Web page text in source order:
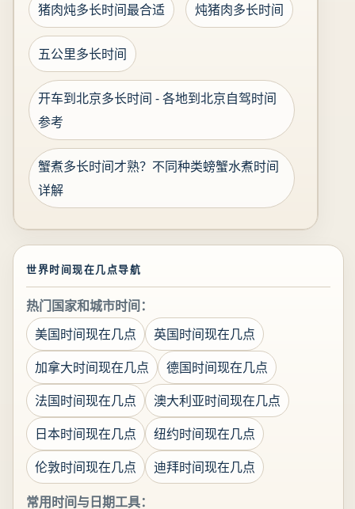
猪肉炖多长时间最合适 炖猪肉多长时间
五公里多长时间
开车到北京多长时间 - 各地到北京自驾时间
参考
蟹煮多长时间才熟？不同种类螃蟹水煮时间
详解
世界时间现在几点导航
热门国家和城市时间：
美国时间现在几点
英国时间现在几点
加拿大时间现在几点
德国时间现在几点
法国时间现在几点
澳大利亚时间现在几点
日本时间现在几点
纽约时间现在几点
伦敦时间现在几点
迪拜时间现在几点
常用时间与日期工具：